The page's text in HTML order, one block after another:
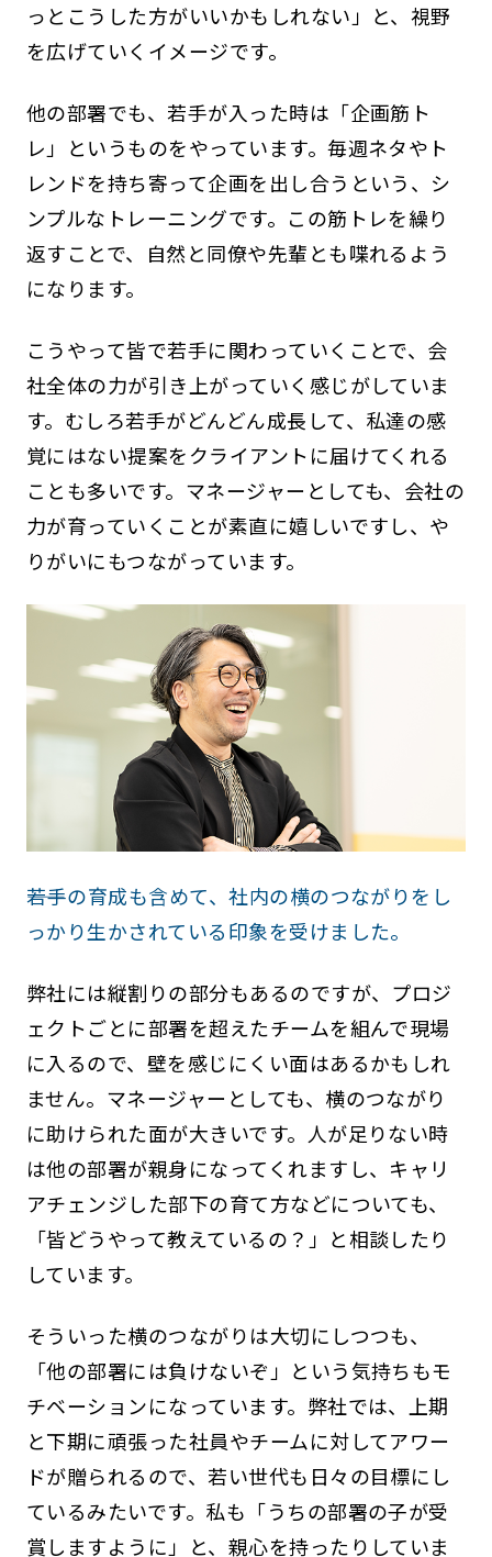
っとこうした方がいいかもしれない」と、視野
を広げていくイメージです。
他の部署でも、若手が入った時は「企画筋ト
レ」というものをやっています。毎週ネタやト
レンドを持ち寄って企画を出し合うという、シ
ンプルなトレーニングです。この筋トレを繰り
返すことで、自然と同僚や先輩とも喋れるよう
になります。
こうやって皆で若手に関わっていくことで、会
社全体の力が引き上がっていく感じがしていま
す。むしろ若手がどんどん成長して、私達の感
覚にはない提案をクライアントに届けてくれる
ことも多いです。マネージャーとしても、会社の
力が育っていくことが素直に嬉しいですし、や
りがいにもつながっています。
――若手の育成も含めて、社内の横のつながりをし
っかり生かされている印象を受けました。
弊社には縦割りの部分もあるのですが、プロジ
ェクトごとに部署を超えたチームを組んで現場
に入るので、壁を感じにくい面はあるかもしれ
ません。マネージャーとしても、横のつながり
に助けられた面が大きいです。人が足りない時
は他の部署が親身になってくれますし、キャリ
アチェンジした部下の育て方などについても、
「皆どうやって教えているの？」と相談したり
しています。
そういった横のつながりは大切にしつつも、
「他の部署には負けないぞ」という気持ちもモ
チベーションになっています。弊社では、上期
と下期に頑張った社員やチームに対してアワー
ドが贈られるので、若い世代も日々の目標にし
ているみたいです。私も「うちの部署の子が受
賞しますように」と、親心を持ったりしていま